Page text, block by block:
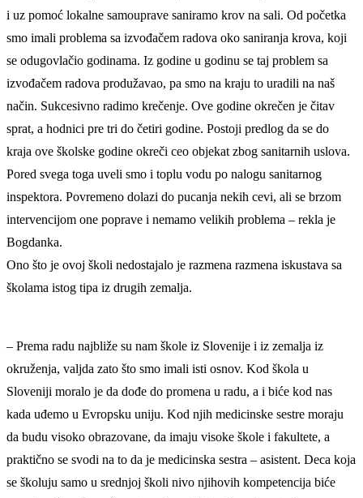
i uz pomoć lokalne samouprave saniramo krov na sali. Od početka
smo imali problema sa izvođačem radova oko saniranja krova, koji
se odugovlačio godinama. Iz godine u godinu se taj problem sa
izvođačem radova produžavao, pa smo na kraju to uradili na naš
način. Sukcesivno radimo krečenje. Ove godine okrečen je čitav
sprat, a hodnici pre tri do četiri godine. Postoji predlog da se do
kraja ove školske godine okreči ceo objekat zbog sanitarnih uslova.
Pored svega toga uveli smo i toplu vodu po nalogu sanitarnog
inspektora. Povremeno dolazi do pucanja nekih cevi, ali se brzom
intervencijom one poprave i nemamo velikih problema – rekla je
Bogdanka.
Ono što je ovoj školi nedostajalo je razmena razmena iskustava sa
školama istog tipa iz drugih zemalja.
– Prema radu najbliže su nam škole iz Slovenije i iz zemalja iz
okruženja, valjda zato što smo imali isti osnov. Kod škola u
Sloveniji moralo je da dođe do promena u radu, a i biće kod nas
kada uđemo u Evropsku uniju. Kod njih medicinske sestre moraju
da budu visoko obrazovane, da imaju visoke škole i fakultete, a
praktično se svodi na to da je medicinska sestra – asistent. Deca koja
se školuju samo u srednjoj školi nivo njihovih kompetencija biće